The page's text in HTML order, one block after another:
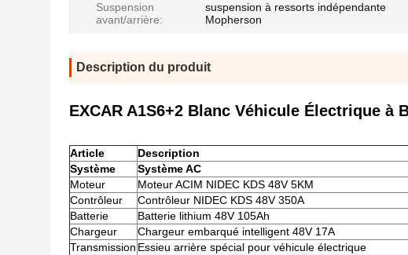
Suspension
avant/arrière:
suspension à ressorts indépendante
Mopherson
Description du produit
EXCAR A1S6+2 Blanc Véhicule Électrique
Article
Description
Système
Système AC
Moteur
Moteur ACIM NIDEC KDS 48V 5KM
Contrôleur
Contrôleur NIDEC KDS 48V 350A
Batterie
Batterie lithium 48V 105Ah
Chargeur
Chargeur embarqué intelligent 48V 17A
Transmission Essieu arrière spécial pour véhicule électrique